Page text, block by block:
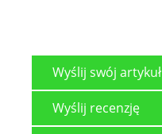
Wyślij swój artykuł
Wyślij recenzję